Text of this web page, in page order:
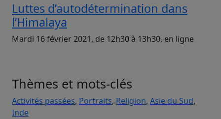
Luttes d’autodétermination dans
l’Himalaya
Mardi 16 février 2021, de 12h30 à 13h30, en ligne
Thèmes et mots-clés
Activités passées, Portraits, Religion, Asie du Sud,
Inde